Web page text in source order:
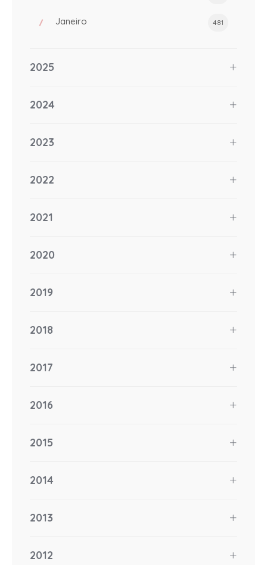
Janeiro 481
2025
2024
2023
2022
2021
2020
2019
2018
2017
2016
2015
2014
2013
2012